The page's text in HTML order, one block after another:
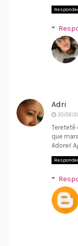
Adri
30/06/
Teretetê
que
Adorei!